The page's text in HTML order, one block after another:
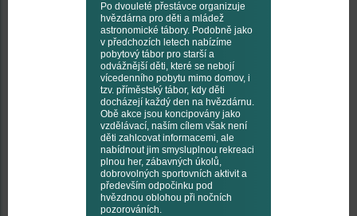
Po dvouleté přestávce organizuje
hvězdárna pro děti a mládež
astronomické tábory. Podobně jako
v předchozích letech nabízíme
pobytový tábor pro starší a
odvážnější děti, které se nebojí
vícedenního pobytu mimo domov, i
tzv. příměstský tábor, kdy děti
docházejí každý den na hvězdárnu.
Obě akce jsou koncipovány jako
vzdělávací, naším cílem však není
děti zahlcovat informacemi, ale
nabídnout jim smysluplnou rekreaci
plnou her, zábavných úkolů,
dobrovolných sportovních aktivit a
především odpočinku pod
hvězdnou oblohou při nočních
pozorováních.